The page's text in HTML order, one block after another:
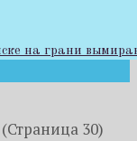
на грани
(Страница 30)